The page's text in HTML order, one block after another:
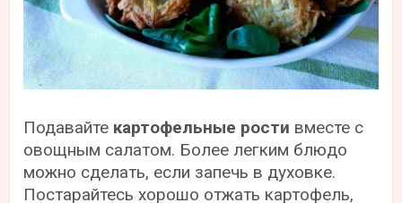
Подавайте картофельные рости вместе с
овощным салатом. Более легким блюдо
можно сделать, если запечь в духовке.
Постарайтесь хорошо отжать картофель,